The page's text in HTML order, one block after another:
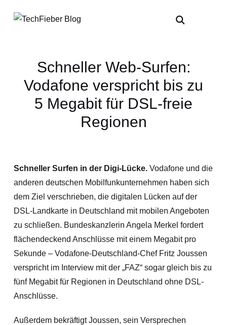
Schneller Web-Surfen:
Vodafone verspricht bis zu
5 Megabit für DSL-freie
Regionen
Schneller Surfen in der Digi-Lücke. Vodafone und die
anderen deutschen Mobilfunkunternehmen haben sich
dem Ziel verschrieben, die digitalen Lücken auf der
DSL-Landkarte in Deutschland mit mobilen Angeboten
zu schließen. Bundeskanzlerin Angela Merkel fordert
flächendeckend Anschlüsse mit einem Megabit pro
Sekunde – Vodafone-Deutschland-Chef Fritz Joussen
verspricht im Interview mit der „FAZ“ sogar gleich bis zu
fünf Megabit für Regionen in Deutschland ohne DSL-
Anschlüsse.
Außerdem bekräftigt Joussen, sein Versprechen